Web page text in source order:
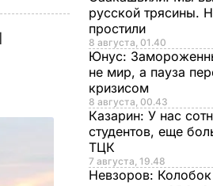
русской трясины.
простили
8 августа, 01.40
Юнус:
не мир, а пауза
кризисом
8 августа, 00.43
Казарин: У нас
студентов, еще
ТЦК
7 августа, 19.48
Невзоров: